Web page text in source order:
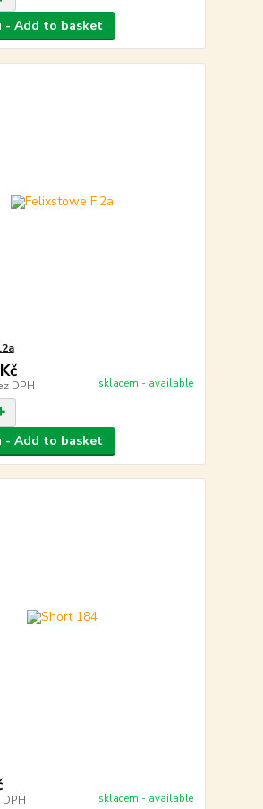
- Add to basket
DPH skladem - available
- Add to basket
skladem - available